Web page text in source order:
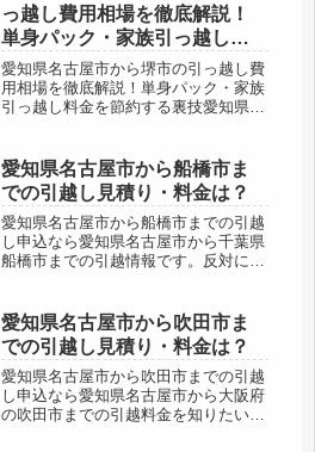
っ越し費用相場を徹底解説！
単身パック・家族引っ越し料
金を節約する裏技
愛知県名古屋市から堺市の引っ越し費
用相場を徹底解説！単身パック・家族
引っ越し料金を節約する裏技愛知県名
みてください。反対に堺市から愛知県
名古屋市への引越しを検討している人
も...
愛知県名古屋市から船橋市ま
での引越し見積り・料金は？
愛知県名古屋市から船橋市までの引越
し申込なら愛知県名古屋市から千葉県
船橋市までの引越情報です。反対に船
では約370kmあるので、料金もお高め
になることが予想されます。500...
愛知県名古屋市から吹田市ま
での引越し見積り・料金は？
愛知県名古屋市から吹田市までの引越
し申込なら愛知県名古屋市から大阪府
の吹田市までの引越料金を知りたい